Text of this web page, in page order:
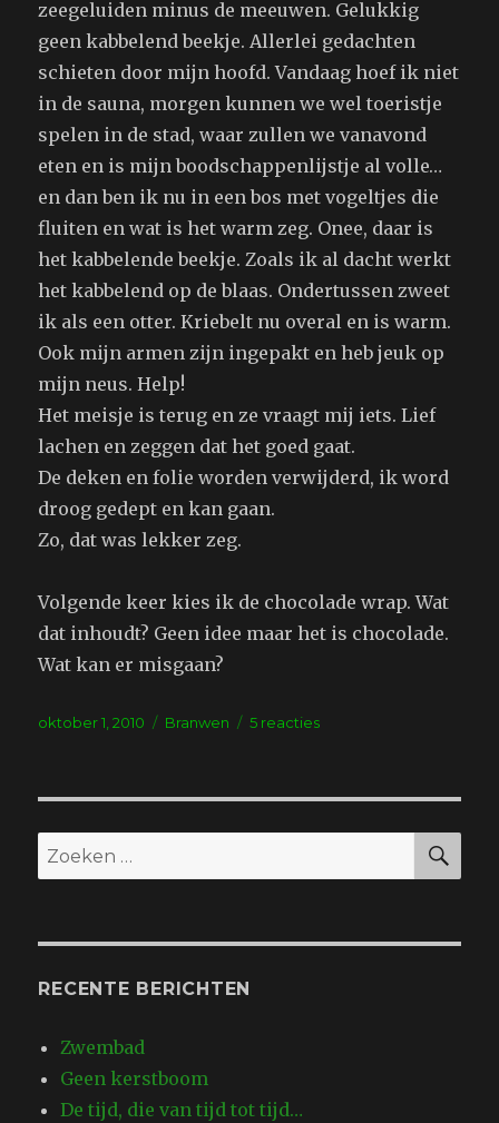
zeegeluiden minus de meeuwen. Gelukkig
geen kabbelend beekje. Allerlei gedachten
schieten door mijn hoofd. Vandaag hoef ik niet
in de sauna, morgen kunnen we wel toeristje
spelen in de stad, waar zullen we vanavond
eten en is mijn boodschappenlijstje al volle…
en dan ben ik nu in een bos met vogeltjes die
fluiten en wat is het warm zeg. Onee, daar is
het kabbelende beekje. Zoals ik al dacht werkt
het kabbelend op de blaas. Ondertussen zweet
ik als een otter. Kriebelt nu overal en is warm.
Ook mijn armen zijn ingepakt en heb jeuk op
mijn neus. Help!
Het meisje is terug en ze vraagt mij iets. Lief
lachen en zeggen dat het goed gaat.
De deken en folie worden verwijderd, ik word
droog gedept en kan gaan.
Zo, dat was lekker zeg.
Volgende keer kies ik de chocolade wrap. Wat
dat inhoudt? Geen idee maar het is chocolade.
Wat kan er misgaan?
Geplaatst
oktober 1, 2010 Tags
Branwen 5 reactiesop
Zoeken
naar:
RECENTE BERICHTEN
Zwembad
Geen kerstboom
De tijd, die van tijd tot tijd…